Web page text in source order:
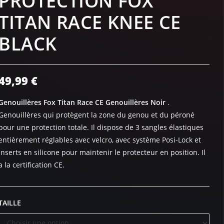
RACE KNEE CE
€
Fox Titan Race CE Genouillères Noir .
qui protègent la zone du genou et du péroné
une protection totale. Il dispose de 3 sangles élastiques
réglables avec velcro, avec système Posi-Lock et
en silicone pour maintenir le protecteur en position. Il
la certification CE.